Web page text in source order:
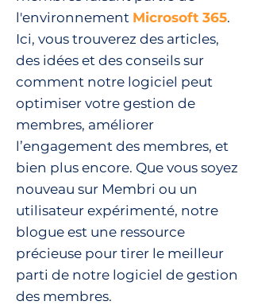
l'environnement Microsoft 365.
Ici, vous trouverez des articles,
des idées et des conseils sur
comment notre logiciel peut
optimiser votre gestion de
membres, améliorer
l’engagement des membres, et
bien plus encore. Que vous soyez
nouveau sur Membri ou un
utilisateur expérimenté, notre
blogue est une ressource
précieuse pour tirer le meilleur
parti de notre logiciel de gestion
des membres.